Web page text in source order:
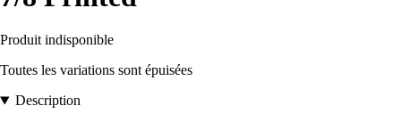
Produit indisponible
Toutes les variations sont épuisées
Description